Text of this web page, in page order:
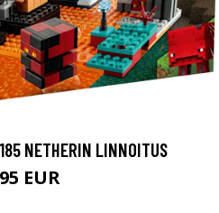
NETHERIN LINNOITUS
EUR